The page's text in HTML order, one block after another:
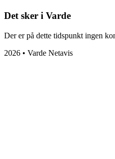
Det sker i Varde
Der er på dette tidspunkt ingen
2026 • Varde Netavis